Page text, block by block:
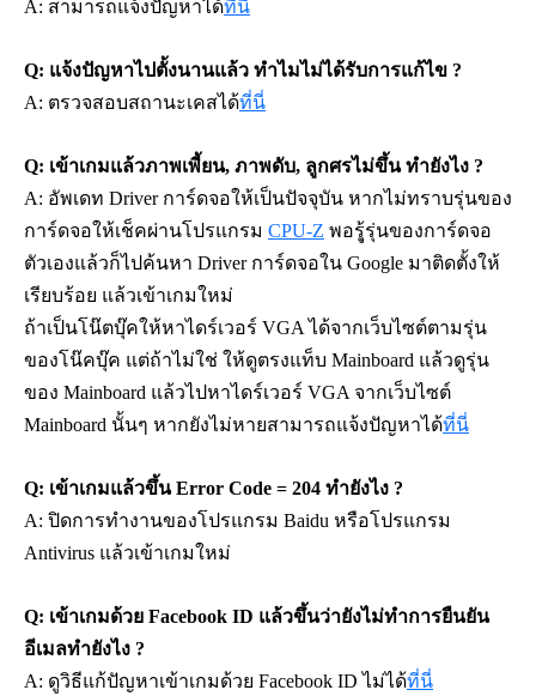
A: สามารถแจ้งปัญหาได้ที่นี่
Q: แจ้งปัญหาไปตั้งนานแล้ว ทำไมไม่ได้รับการแก้ไข ?
A: ตรวจสอบสถานะเคสได้ที่นี่
Q: เข้าเกมแล้วภาพเพี้ยน, ภาพดับ, ลูกศรไม่ขึ้น ทำยังไง ?
A: อัพเดท Driver การ์ดจอให้เป็นปัจจุบัน หากไม่ทราบรุ่นของ
การ์ดจอให้เช็คผ่านโปรแกรม CPU-Z พอรูุ้รุ่นของการ์ดจอ
ตัวเองแล้วก็ไปค้นหา Driver การ์ดจอใน Google มาติดตั้งให้
เรียบร้อย แล้วเข้าเกมใหม่
ถ้าเป็นโน๊ตบุ๊คให้หาไดร์เวอร์ VGA ได้จากเว็บไซต์ตามรุ่น
ของโน๊คบุ๊ค แต่ถ้าไม่ใช่ ให้ดูตรงแท็บ Mainboard แล้วดูรุ่น
ของ Mainboard แล้วไปหาไดร์เวอร์ VGA จากเว็บไซต์
Mainboard นั้นๆ หากยังไม่หายสามารถแจ้งปัญหาได้ที่นี่
Q: เข้าเกมแล้วขึ้น Error Code = 204 ทำยังไง ?
A: ปิดการทำงานของโปรแกรม Baidu หรือโปรแกรม
Antivirus แล้วเข้าเกมใหม่
Q: เข้าเกมด้วย Facebook ID แล้วขึ้นว่ายังไม่ทำการยืนยัน
อีเมลทำยังไง ?
A: ดูวิธีแก้ปัญหาเข้าเกมด้วย Facebook ID ไม่ได้ที่นี่